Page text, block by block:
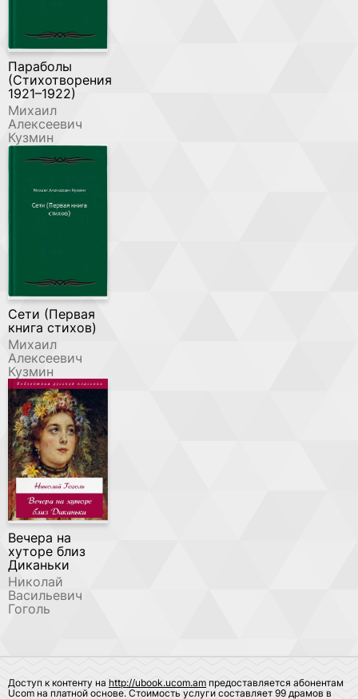
Параболы
(Стихотворения
1921–1922)
Михаил
Алексеевич
Кузмин
Сети (Первая
книга стихов)
Михаил
Алексеевич
Кузмин
Вечера на
хуторе близ
Диканьки
Николай
Васильевич
Гоголь
Доступ к контенту на http://ubook.ucom.am предоставляется абонентам
Ucom на платной основе. Стоимость услуги составляет 99 драмов в